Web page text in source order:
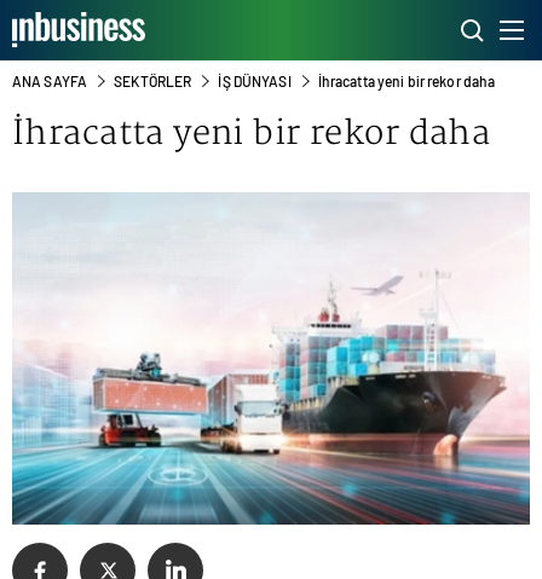
ANA SAYFA SEKTÖRLER İŞ DÜNYASI İhracatta yeni bir rekor daha
İhracatta yeni bir rekor daha